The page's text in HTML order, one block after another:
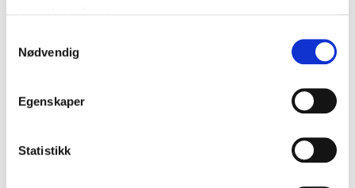
Nødvendig
Egenskaper
Statistikk